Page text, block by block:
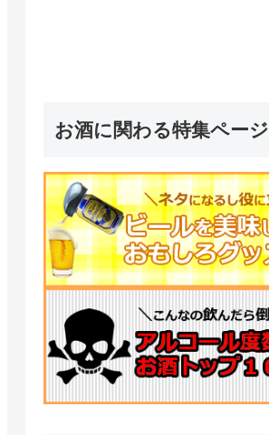
お酒に関わる特集ページ